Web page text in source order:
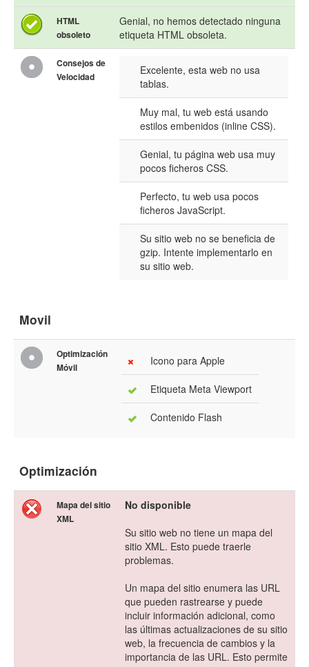
HTML
obsoleto
Genial, no hemos detectado ninguna
etiqueta HTML obsoleta.
Consejos de
Velocidad
Excelente, esta web no usa
tablas.
Muy mal, tu web está usando
estilos embenidos (inline CSS).
Genial, tu página web usa muy
pocos ficheros CSS.
Perfecto, tu web usa pocos
ficheros JavaScript.
Su sitio web no se beneficia de
gzip. Intente implementarlo en
su sitio web.
Movil
Optimización
Móvil
Icono para Apple
Etiqueta Meta Viewport
Contenido Flash
Optimización
Mapa del sitio
XML
No disponible
Su sitio web no tiene un mapa del
sitio XML. Esto puede traerle
problemas.
Un mapa del sitio enumera las URL
que pueden rastrearse y puede
incluir información adicional, como
las últimas actualizaciones de su sitio
web, la frecuencia de cambios y la
importancia de las URL. Esto permite